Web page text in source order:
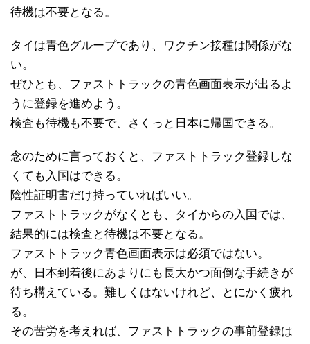
待機は不要となる。
タイは青色グループであり、ワクチン接種は関係がな
い。
ぜひとも、ファストトラックの青色画面表示が出るよ
うに登録を進めよう。
検査も待機も不要で、さくっと日本に帰国できる。
念のために言っておくと、ファストトラック登録しな
くても入国はできる。
陰性証明書だけ持っていればいい。
ファストトラックがなくとも、タイからの入国では、
結果的には検査と待機は不要となる。
ファストトラック青色画面表示は必須ではない。
が、日本到着後にあまりにも長大かつ面倒な手続きが
待ち構えている。難しくはないけれど、とにかく疲れ
る。
その苦労を考えれば、ファストトラックの事前登録は